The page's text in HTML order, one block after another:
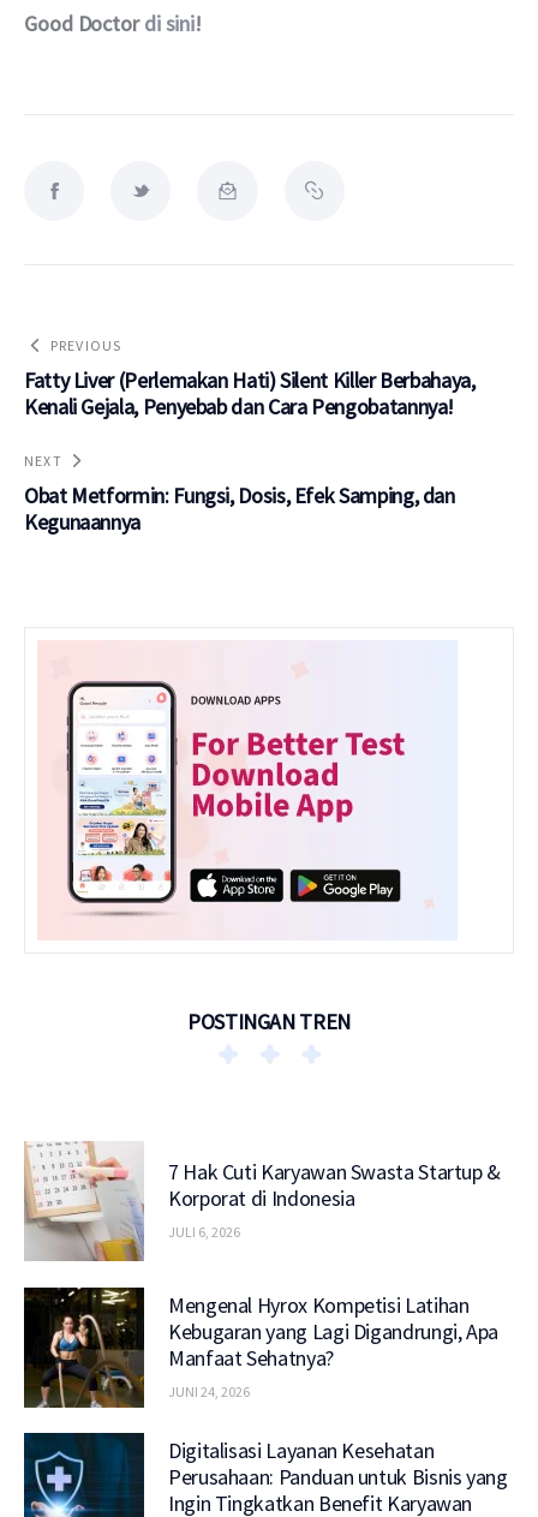
Good Doctor di sini!
PREVIOUS
Fatty Liver (Perlemakan Hati) Silent Killer Berbahaya,
Kenali Gejala, Penyebab dan Cara Pengobatannya!
NEXT
Obat Metformin: Fungsi, Dosis, Efek Samping, dan
Kegunaannya
POSTINGAN TREN
7 Hak Cuti Karyawan Swasta Startup &
Korporat di Indonesia
JULI 6, 2026
Mengenal Hyrox Kompetisi Latihan
Kebugaran yang Lagi Digandrungi, Apa
Manfaat Sehatnya?
JUNI 24, 2026
Digitalisasi Layanan Kesehatan
Perusahaan: Panduan untuk Bisnis yang
Ingin Tingkatkan Benefit Karyawan